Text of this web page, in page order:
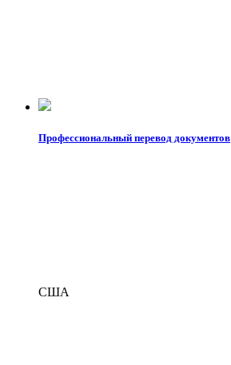
Профессиональный перевод документов
США